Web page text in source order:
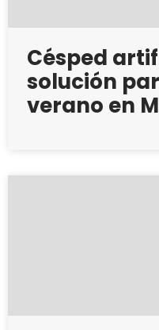
Césped
solución
verano en